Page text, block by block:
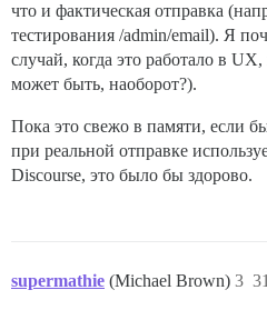
что и фактическая отправка
тестирования /admin/email). Я
случай, когда это работало в
может быть, наоборот?).
Пока это свежо в памяти, если
при реальной отправке
Discourse, это было бы здорово.
supermathie (Michael Brown) 3